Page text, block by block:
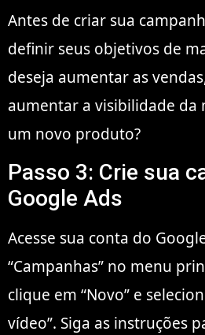
Antes de criar sua
definir seus objetivos de
deseja aumentar as
aumentar a visibilidade
um novo produto?
Passo 3: Crie sua
Google Ads
Acesse sua conta do
“Campanhas” no menu
clique em “Novo” e
vídeo”. Siga as instruções